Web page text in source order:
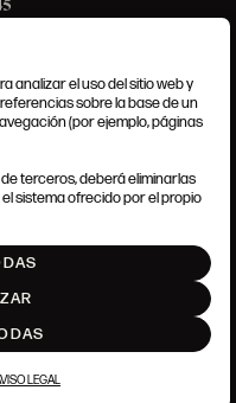
analizar el uso del sitio web y
sobre la base de un
(por ejemplo, páginas
terceros, deberá eliminarlas
sistema ofrecido por el propio
LEGAL